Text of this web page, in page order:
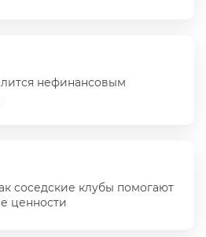
нефинансовым
соседские клубы помогают
ценности